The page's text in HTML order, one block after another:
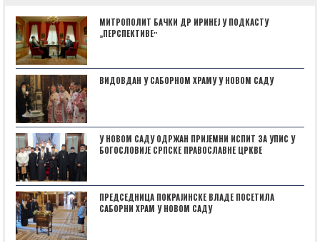
МИТРОПОЛИТ БАЧКИ ДР ИРИНЕЈ У ПОДКАСТУ
„ПЕРСПЕКТИВЕˮ
ВИДОВДАН У САБОРНОМ ХРАМУ У НОВОМ САДУ
У НОВОМ САДУ ОДРЖАН ПРИЈЕМНИ ИСПИТ ЗА УПИС У
БОГОСЛОВИЈЕ СРПСКЕ ПРАВОСЛАВНЕ ЦРКВЕ
ПРЕДСЕДНИЦА ПОКРАЈИНСКЕ ВЛАДЕ ПОСЕТИЛА
САБОРНИ ХРАМ У НОВОМ САДУ